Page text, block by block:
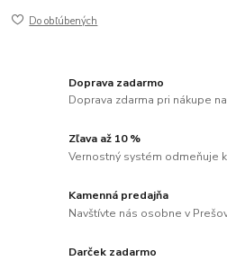
Do obľúbených
Doprava zadarmo
Doprava zdarma pri nákupe
Zľava až 10 %
Vernostný systém odmeňuje
Kamenná predajňa
Navštívte nás osobne v
Darček zadarmo